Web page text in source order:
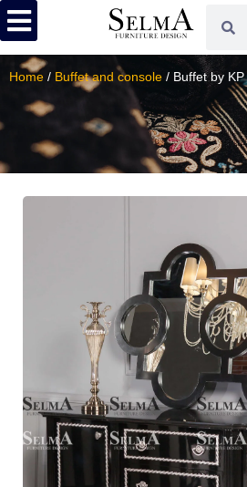
Home / Buffet and console / Buffet by KP